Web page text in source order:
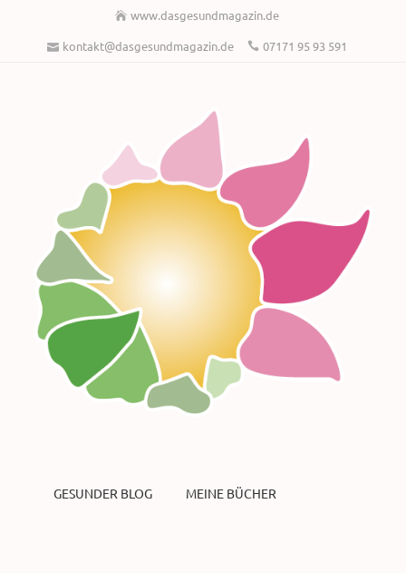
www.dasgesundmagazin.de
kontakt@dasgesundmagazin.de
07171 95 93 591
GESUNDER BLOG MEINE BÜCHER